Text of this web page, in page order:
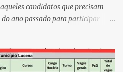
candidatos que precisam
ano passado para participar
do Enem com o login único
do governo federal, o Gov.br.